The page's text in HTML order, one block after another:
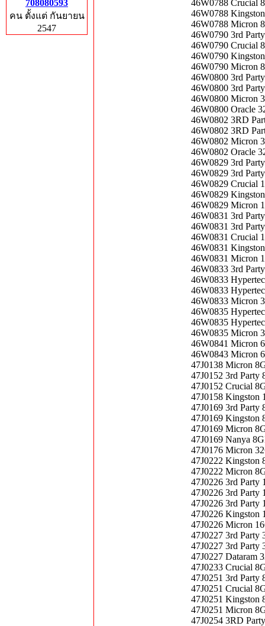
708080593
คน ตั้งแต่ กันยายน
2547
46W0788 Crucial
46W0788
46W0788 Micron
46W0790 3rd
46W0790 Crucial
46W0790
46W0790 Micron
46W0800 3rd
46W0800 3rd
46W0800 Micron
46W0800 Oracle
46W0802 3RD
46W0802 3RD
46W0802 Micron
46W0802 Oracle
46W0829 3rd
46W0829 3rd
46W0829 Crucial
46W0829
46W0829 Micron
46W0831 3rd
46W0831 3rd
46W0831 Crucial
46W0831
46W0831 Micron
46W0833 3rd
46W0833
46W0833
46W0833 Micron
46W0835
46W0835
46W0835 Micron
46W0841 Micron
46W0843 Micron
47J0138 Micron
47J0152 3rd Party
47J0152 Crucial
47J0158 Kingston
47J0169 3rd Party
47J0169 Kingston
47J0169 Micron
47J0169 Nanya
47J0176 Micron
47J0222 Kingston
47J0222 Micron
47J0226 3rd Party
47J0226 3rd Party
47J0226 3rd Party
47J0226 Kingston
47J0226 Micron
47J0227 3rd
47J0227 3rd
47J0227 Dataram
47J0233 Crucial
47J0251 3rd Party
47J0251 Crucial
47J0251 Kingston
47J0251 Micron
47J0254 3RD